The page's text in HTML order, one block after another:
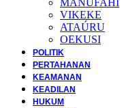
VIKEKE
ATAÚRU
OEKUSI
POLITIK
PERTAHANAN
KEAMANAN
KEADILAN
HUKUM